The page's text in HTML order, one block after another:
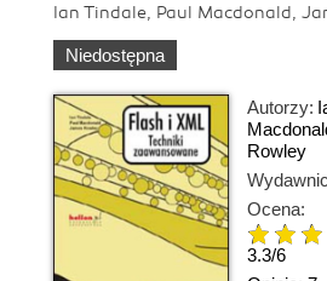
Ian Tindale, Paul Macdonald,
Niedostępna
Autorzy:
Rowley
Ocena:
3.3/6